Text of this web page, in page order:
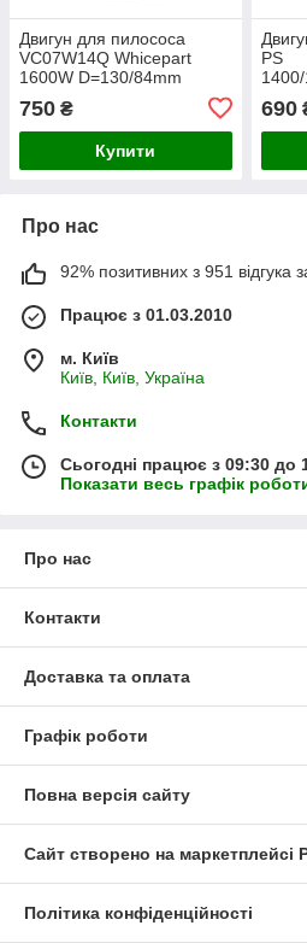
Двигун для пилососа
VC07W14Q Whicepart
1600W D=130/84mm
750 ₴
Купити
PS
бурт
690
Про нас
92% позитивних з 951 відгука
Працює з 01.03.2010
м. Київ
Київ, Київ, Україна
Контакти
Сьогодні працює з 09:30 до
Показати весь графік
Про нас
Контакти
Доставка та оплата
Графік роботи
Повна версія сайту
Сайт створено на маркетплейсі
Політика конфіденційності